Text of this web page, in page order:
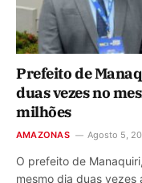
Prefeito de
duas vezes no
milhões
AMAZONAS Agosto 5,
O prefeito de
mesmo dia duas vezes